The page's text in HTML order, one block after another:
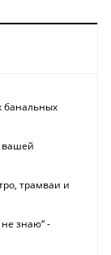
банальных
вашей
трамваи и
знаю“ -